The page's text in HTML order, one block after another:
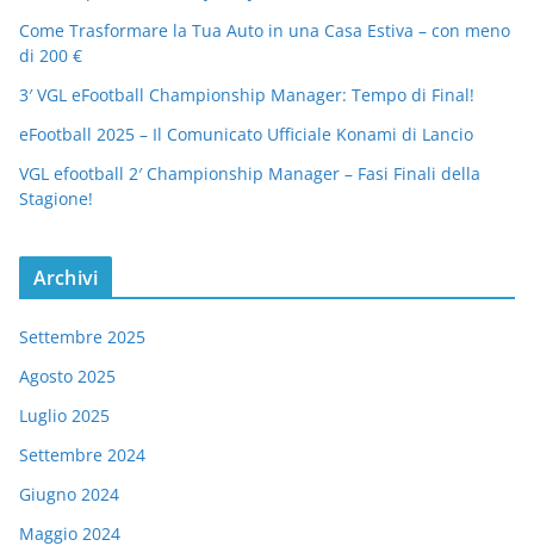
Come Trasformare la Tua Auto in una Casa Estiva – con meno
di 200 €
3′ VGL eFootball Championship Manager: Tempo di Final!
eFootball 2025 – Il Comunicato Ufficiale Konami di Lancio
VGL efootball 2′ Championship Manager – Fasi Finali della
Stagione!
Archivi
Settembre 2025
Agosto 2025
Luglio 2025
Settembre 2024
Giugno 2024
Maggio 2024